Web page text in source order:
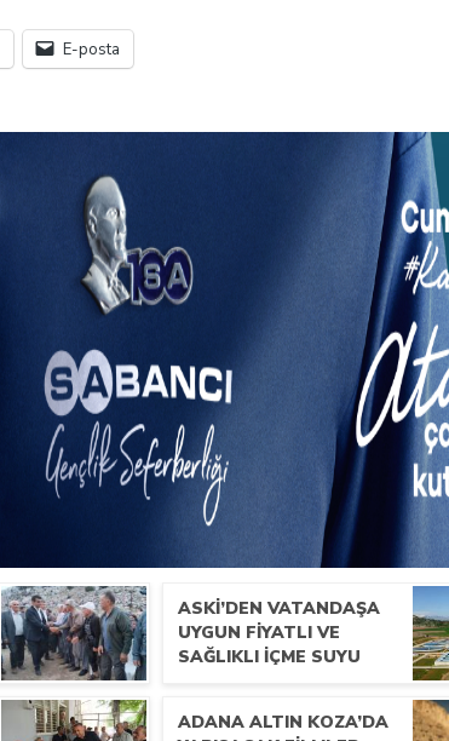
E-posta
ASKİ’DEN VATANDAŞA
UYGUN FIYATLI VE
SAĞLIKLI IÇME SUYU
ADANA ALTIN KOZA’DA